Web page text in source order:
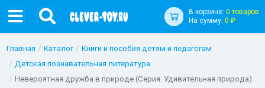
В корзине: 0 товаров
На сумму: 0 ₽
Главная Каталог
Книги и пособия детям и педагогам
Детская познавательная литература
Невероятная дружба в природе (Серия: Удивительная природа)